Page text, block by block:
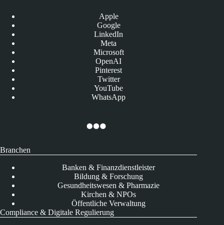
Apple
Google
LinkedIn
Meta
Microsoft
OpenAI
Pinterest
Twitter
YouTube
WhatsApp
Branchen
Banken & Finanzdienstleister
Bildung & Forschung
Gesundheitswesen & Pharmazie
Kirchen & NPOs
Öffentliche Verwaltung
Compliance & Digitale Regulierung